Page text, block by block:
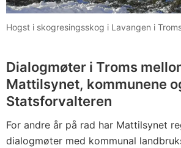
Hogst i skogresingsskog i Lavangen i
Dialogmøter i Troms
Mattilsynet, kommunene
Statsforvalteren
For andre år på rad har Mattilsynet
dialogmøter med kommunal